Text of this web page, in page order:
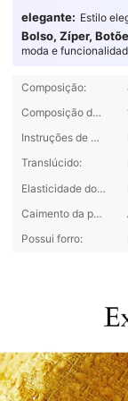
elegante: Estilo
Bolso, Zíper,
moda e
Composição:
Composição do forro:
Instruções de manutenção:
Translúcido:
Elasticidade do tecido:
Caimento da peça:
Possui forro: